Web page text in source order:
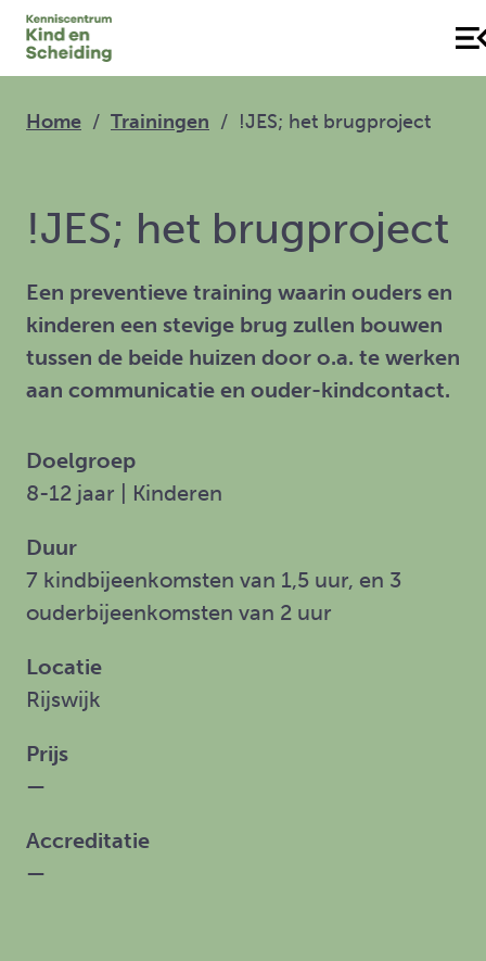
Home Trainingen !JES; het brugproject
!JES; het brugproject
Een preventieve training waarin ouders en
kinderen een stevige brug zullen bouwen
tussen de beide huizen door o.a. te werken
aan communicatie en ouder-kindcontact.
Doelgroep
8-12 jaar | Kinderen
Duur
7 kindbijeenkomsten van 1,5 uur, en 3
ouderbijeenkomsten van 2 uur
Locatie
Rijswijk
Prijs
—
Accreditatie
—